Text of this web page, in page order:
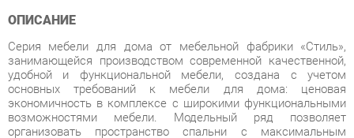
занимающейся производством современной качественной,
основных требований к мебели для дома: ценовая
экономичность в комплексе с широкими функциональными
возможностями мебели. Модельный ряд позволяет
организовать пространство спальни с максимальным
комфортом и практичностью. Дизайн строится на простоте,
лаконичности и геометрической четкости линий, а также
интересном дизайне и декоре модулей. Модульные